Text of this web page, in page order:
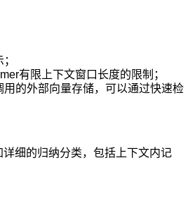
有限上下文窗口长度的限制；
的外部向量存储，可以通过快速检
细的归纳分类，包括上下文内记